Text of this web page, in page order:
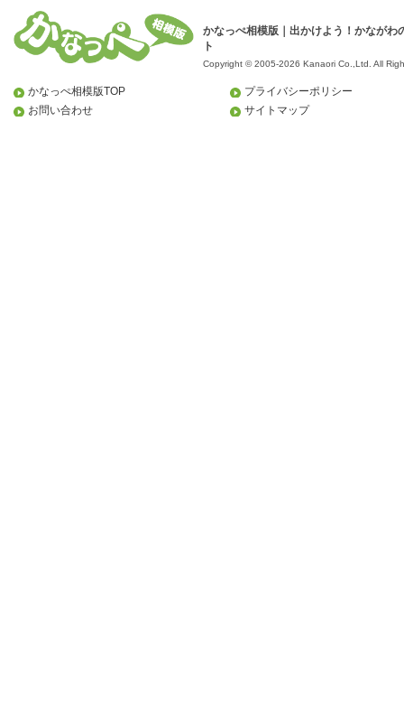
かなっぺ相模版｜出かけよう！かながわ
ト
Copyright © 2005-2026 Kanaori Co.,Ltd. All
かなっぺ相模版TOP
お問い合わせ
プライバシーポリシー
サイトマップ